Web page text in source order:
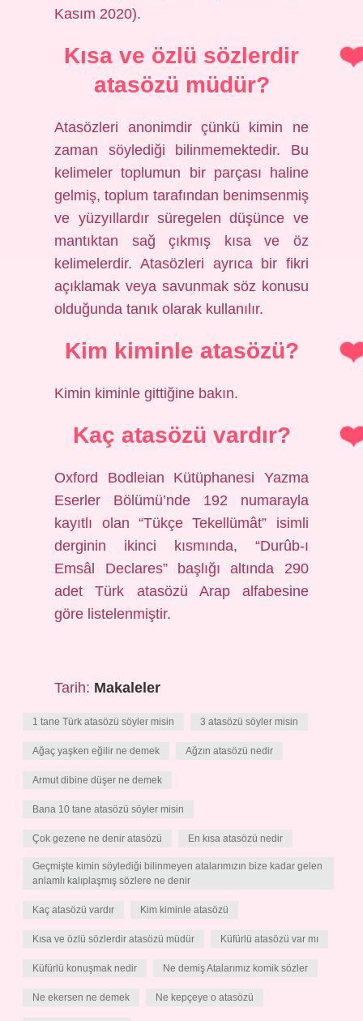
Kasım 2020).
Kısa ve özlü sözlerdir
atasözü müdür?
Atasözleri anonimdir çünkü kimin ne
zaman söylediği bilinmemektedir. Bu
kelimeler toplumun bir parçası haline
gelmiş, toplum tarafından benimsenmiş
ve yüzyıllardır süregelen düşünce ve
mantıktan sağ çıkmış kısa ve öz
kelimelerdir. Atasözleri ayrıca bir fikri
açıklamak veya savunmak söz konusu
olduğunda tanık olarak kullanılır.
Kim kiminle atasözü?
Kimin kiminle gittiğine bakın.
Kaç atasözü vardır?
Oxford Bodleian Kütüphanesi Yazma
Eserler Bölümü’nde 192 numarayla
kayıtlı olan “Tükçe Tekellümât” isimli
derginin ikinci kısmında, “Durûb-ı
Emsâl Declares” başlığı altında 290
adet Türk atasözü Arap alfabesine
göre listelenmiştir.
Tarih: Makaleler
1 tane Türk atasözü söyler misin 3 atasözü söyler misin
Ağaç yaşken eğilir ne demek Ağzın atasözü nedir
Armut dibine düşer ne demek
Bana 10 tane atasözü söyler misin
Çok gezene ne denir atasözü En kısa atasözü nedir
Geçmişte kimin söylediği bilinmeyen atalarımızın bize kadar gelen
anlamlı kalıplaşmış sözlere ne denir
Kaç atasözü vardır Kim kiminle atasözü
Kısa ve özlü sözlerdir atasözü müdür Küfürlü atasözü var mı
Küfürlü konuşmak nedir Ne demiş Atalarımız komik sözler
Ne ekersen ne demek Ne kepçeye o atasözü